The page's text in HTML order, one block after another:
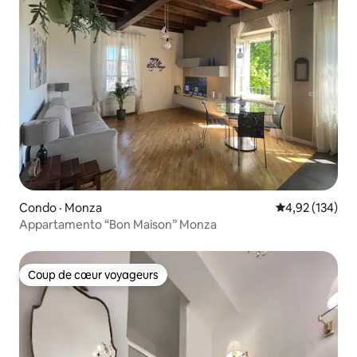
Condo · Monza Note
4,92 (134)
Appartamento “Bon Maison” Monza
Coup de cœur voyageurs
Coup de cœur voyageurs